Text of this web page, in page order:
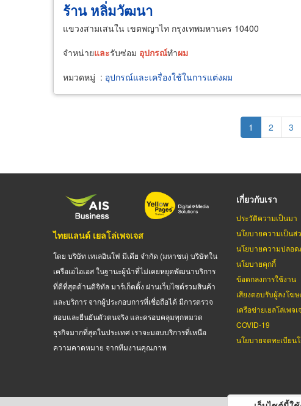
ร้าน หลิ่มวัฒนา
แขวงสามเสนใน เขตพญาไท กรุงเทพมหานคร 10400
จำหน่ายและรับซ่อม อุปกรณ์ทำผม
หมวดหมู่ : อุปกรณ์และเครื่องใช้ในการแต่งผม
Current
page
1 Page
2 3
ไทยแลนด์ เยลโล่เพจเจส
โดย บริษัท เทเลอินโฟ มีเดีย จำกัด (มหาชน) บริษัทใน
เครือเอไอเอส ในฐานะผู้นำที่ไม่เคยหยุดพัฒนาบริการ
ที่ดีที่สุดด้านดิจิทัล มาร์เก็ตติ้ง ผ่านเว็บไซต์รวมสินค้า
และบริการ จากผู้ประกอบการที่เชื่อถือได้ มีการตรวจ
สอบและยืนยันตัวตนจริง และครอบคลุมทุกหมวด
ธุรกิจมากที่สุดในประเทศ เราจะมอบบริการที่เหนือ
ความคาดหมาย จากทีมงานคุณภาพ
เกี่ยวกับเรา
ประวัติความเป็นมา
นโยบายความเป็นส่
นโยบายความปลอด
นโยบายคุกกี้
ข้อตกลงการใช้งาน
เสียงตอบรับผู้ลงโฆ
เครือข่ายเยลโล่เพจ
COVID-19
นโยบายจดทะเบียน